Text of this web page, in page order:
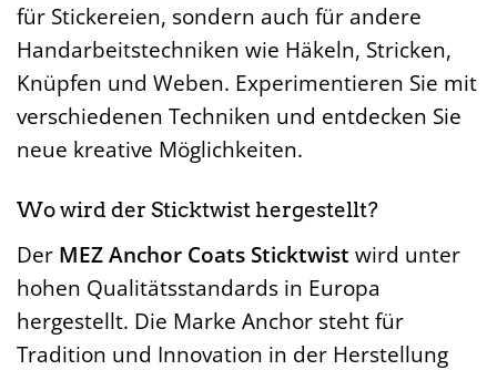
für Stickereien, sondern auch für andere
Handarbeitstechniken wie Häkeln, Stricken,
Knüpfen und Weben. Experimentieren Sie mit
verschiedenen Techniken und entdecken Sie
neue kreative Möglichkeiten.
Wo wird der Sticktwist hergestellt?
Der MEZ Anchor Coats Sticktwist wird unter
hohen Qualitätsstandards in Europa
hergestellt. Die Marke Anchor steht für
Tradition und Innovation in der Herstellung